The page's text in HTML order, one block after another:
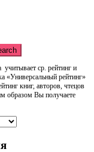
учитывает ср. рейтинг и
«Универсальный рейтинг»
книг, авторов, чтецов
образом Вы получаете